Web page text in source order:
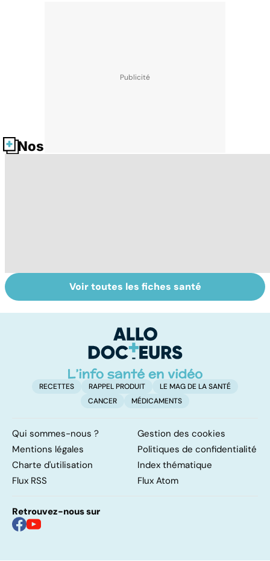
Nos fiches santé
Faire du sport à
domicile, c'est
Don de gamètes :
le pour et le
levée de
l'anonymat
Voir toutes les fiches santé
RECETTES RAPPEL PRODUIT
LE MAG DE LA SANTÉ
CANCER
MÉDICAMENTS
Qui sommes-nous ?
Gestion des cookies
Mentions légales
Politiques de confidentialité
Charte d'utilisation
Index thématique
Flux RSS
Flux Atom
Retrouvez-nous sur